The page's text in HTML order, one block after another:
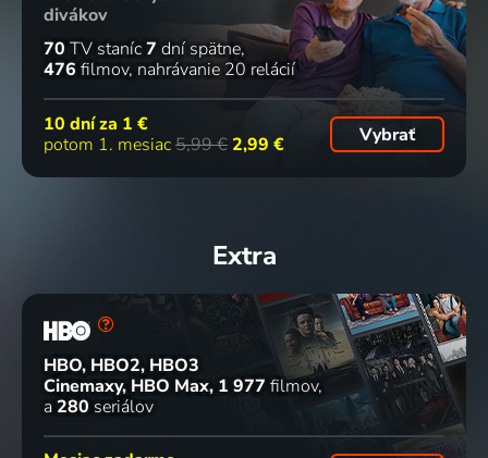
divákov
70 TV staníc7 dní spätne
476 filmov nahrávanie 20 relácií
10 dní za 1 €
potom 1. mesiac5,99 € 2,99 € Vybrať
Extra
HBO, HBO2, HBO3
Cinemaxy, HBO Max 1 977 filmov
a 280 seriálov